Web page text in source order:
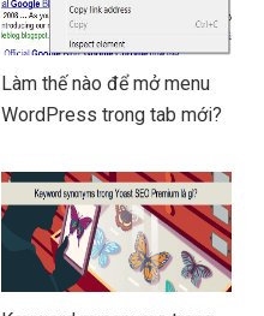
Làm thế nào để mở menu
WordPress trong tab mới?